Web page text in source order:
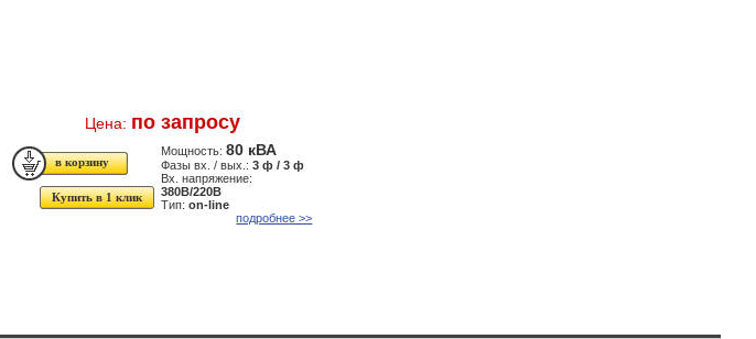
Цена: по запросу
Купить в 1 клик
Мощность:80 кВА
Фазы вх. / вых.:3 ф / 3 ф
Вх. напряжение:
380В/220В
Тип:on-line
подробнее >>